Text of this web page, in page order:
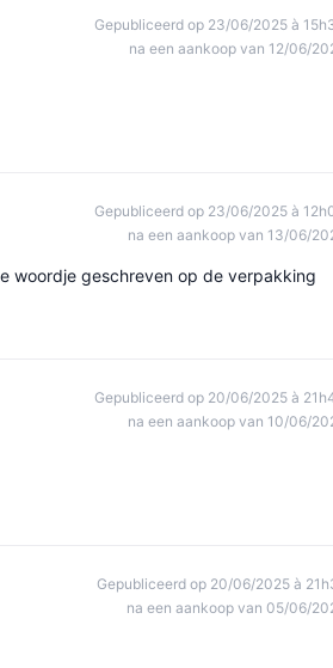
Gepubliceerd op 23/06/2025 à
na een aankoop van 12/06/
Gepubliceerd op 23/06/2025 à
na een aankoop van 13/06/
woordje geschreven op de verpakking
Gepubliceerd op 20/06/2025 à
na een aankoop van 10/06/
Gepubliceerd op 20/06/2025 à
na een aankoop van 05/06/